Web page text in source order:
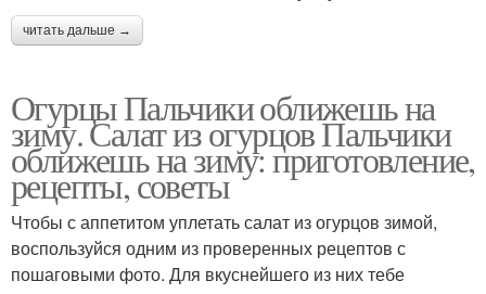
читать дальше →
Огурцы Пальчики оближешь на
зиму. Салат из огурцов Пальчики
оближешь на зиму: приготовление,
рецепты, советы
Чтобы с аппетитом уплетать салат из огурцов зимой,
воспользуйся одним из проверенных рецептов с
пошаговыми фото. Для вкуснейшего из них тебе